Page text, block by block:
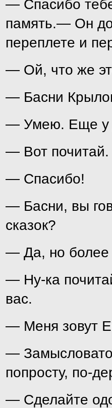
— Спасибо
память.— Он
переплете и
— Ой, что же
— Басни
— Умею. Еще у
— Вот почитай.
— Спасибо!
— Басни, вы
сказок?
— Да, но более
— Ну-ка
вас.
— Меня зовут
—
попросту, по-
— Сделайте